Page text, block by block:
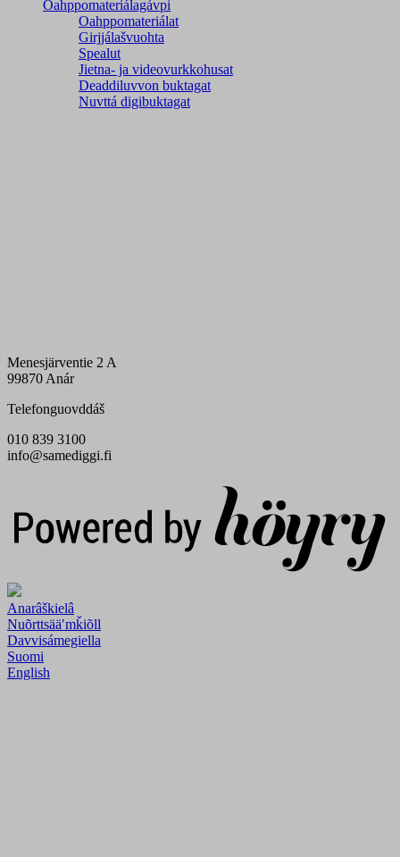
Oahppomateriálagávpi
Oahppomateriálat
Girjjálašvuohta
Spealut
Jietna- ja videovurkkohusat
Deaddiluvvon buktagat
Nuvttá digibuktagat
Menesjärventie 2 A
99870 Anár
Telefonguovddáš
010 839 3100
info@samediggi.fi
Anarâškielâ
Nuõrttsääʹmǩiõll
Davvisámegiella
Suomi
English